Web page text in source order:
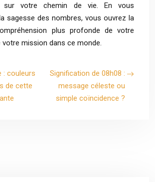
sur votre chemin de vie. En vous
sagesse des nombres, vous ouvrez la
plus profonde de votre
mission dans ce monde.
: couleurs
de cette
Signification de 08h08 :
message céleste ou
simple coïncidence ?